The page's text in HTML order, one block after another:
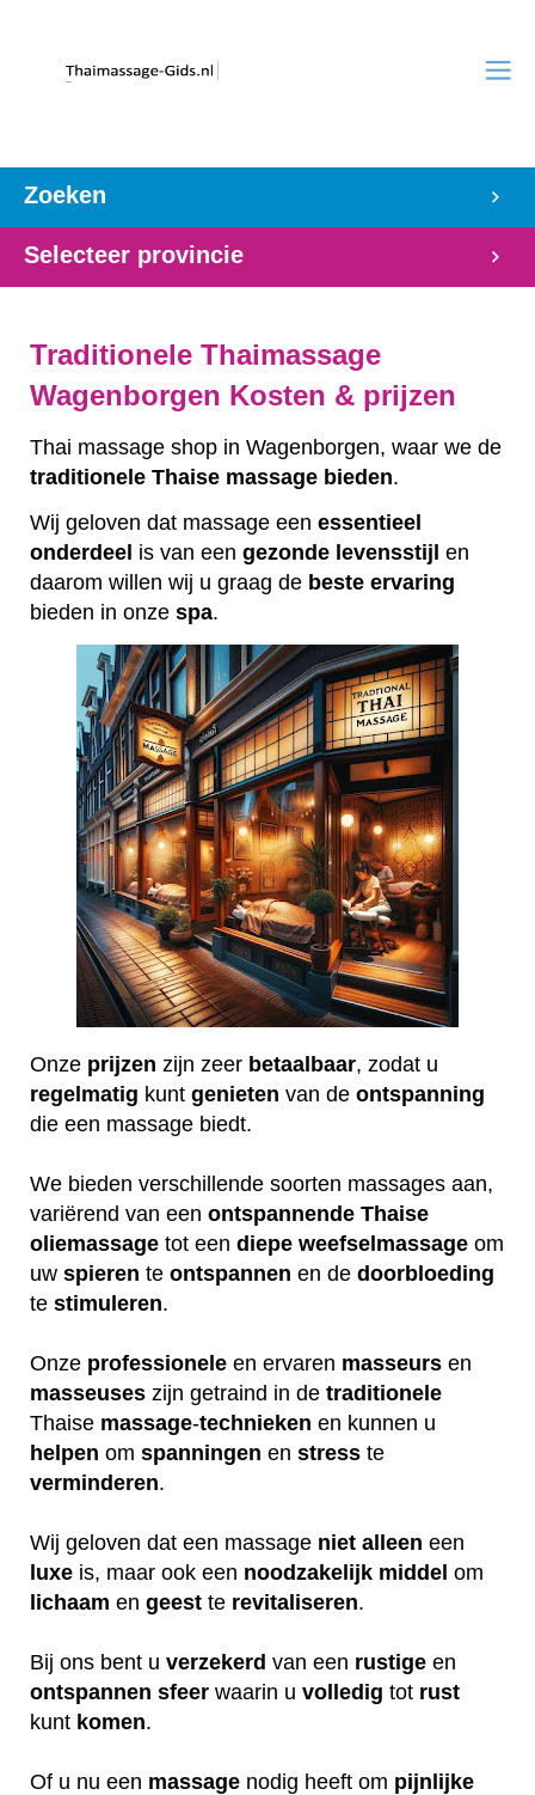
Zoeken
Selecteer provincie
Traditionele Thaimassage
Wagenborgen Kosten & prijzen
Thai massage shop in Wagenborgen, waar we de
traditionele Thaise massage bieden.
Wij geloven dat massage een essentieel
onderdeel is van een gezonde levensstijl en
daarom willen wij u graag de beste ervaring
bieden in onze spa.
Onze prijzen zijn zeer betaalbaar, zodat u
regelmatig kunt genieten van de ontspanning
die een massage biedt.
We bieden verschillende soorten massages aan,
variërend van een ontspannende Thaise
oliemassage tot een diepe weefselmassage om
uw spieren te ontspannen en de doorbloeding
te stimuleren.
Onze professionele en ervaren masseurs en
masseuses zijn getraind in de traditionele
Thaise massage-technieken en kunnen u
helpen om spanningen en stress te
verminderen.
Wij geloven dat een massage niet alleen een
luxe is, maar ook een noodzakelijk middel om
lichaam en geest te revitaliseren.
Bij ons bent u verzekerd van een rustige en
ontspannen sfeer waarin u volledig tot rust
kunt komen.
Of u nu een massage nodig heeft om pijnlijke